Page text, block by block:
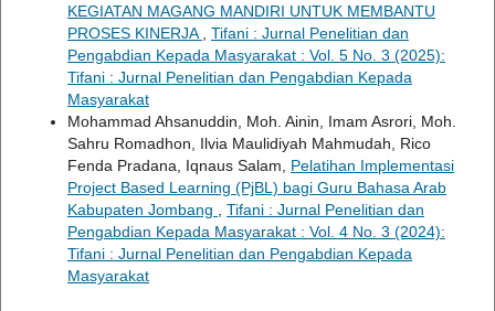
KEGIATAN MAGANG MANDIRI UNTUK MEMBANTU
PROSES KINERJA
Tifani : Jurnal Penelitian dan
Pengabdian Kepada Masyarakat : Vol. 5 No. 3 (2025):
Tifani : Jurnal Penelitian dan Pengabdian Kepada
Masyarakat
Mohammad Ahsanuddin, Moh. Ainin, Imam Asrori, Moh.
Sahru Romadhon, Ilvia Maulidiyah Mahmudah, Rico
Fenda Pradana, Iqnaus Salam, Pelatihan Implementasi
Project Based Learning (PjBL) bagi Guru Bahasa Arab
Kabupaten Jombang
Tifani : Jurnal Penelitian dan
Pengabdian Kepada Masyarakat : Vol. 4 No. 3 (2024):
Tifani : Jurnal Penelitian dan Pengabdian Kepada
Masyarakat